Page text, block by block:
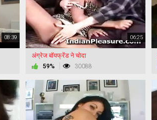
08:39 06:25
अंग्रेज बॉयफ्रेंड ने चोदा
59% 30088